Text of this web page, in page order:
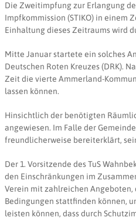
Die Zweitimpfung zur Erlangung
Impfkommission (STIKO) in einem
Einhaltung dieses Zeitraums wird
Mitte Januar startete ein solches
Deutschen Roten Kreuzes (DRK).
Zeit die vierte Ammerland-
lassen können.
Hinsichtlich der benötigten
angewiesen. Im Falle der
freundlicherweise bereiterklärt,
Der 1. Vorsitzende des TuS
den Einschränkungen im
Verein mit zahlreichen
Bedingungen stattfinden können,
leisten können, dass durch